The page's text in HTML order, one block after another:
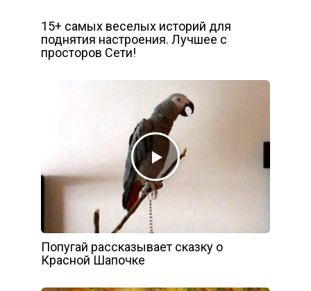
15+ самых веселых историй для
поднятия настроения. Лучшее с
просторов Сети!
Попугай рассказывает сказку о
Красной Шапочке